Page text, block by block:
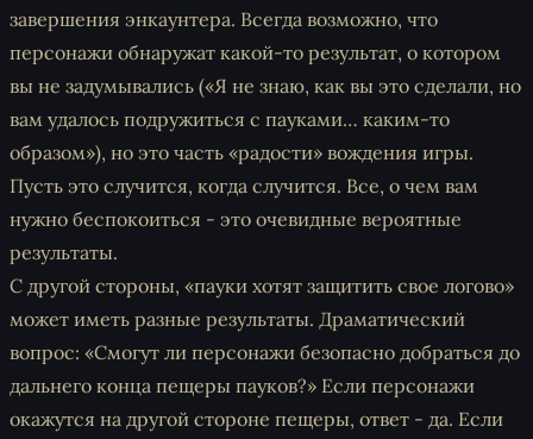
завершения энкаунтера. Всегда возможно, что
персонажи обнаружат какой-то результат, о котором
вы не задумывались («Я не знаю, как вы это сделали, но
вам удалось подружиться с пауками… каким-то
образом»), но это часть «радости» вождения игры.
Пусть это случится, когда случится. Все, о чем вам
нужно беспокоиться - это очевидные вероятные
результаты.
С другой стороны, «пауки хотят защитить свое логово»
может иметь разные результаты. Драматический
вопрос: «Смогут ли персонажи безопасно добраться до
дальнего конца пещеры пауков?» Если персонажи
окажутся на другой стороне пещеры, ответ - да. Если